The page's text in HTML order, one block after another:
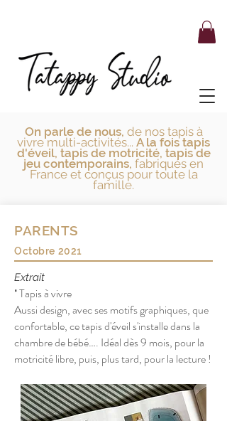
On parle de nous, de nos tapis à
vivre multi-activités... A la fois tapis
d'éveil, tapis de motricité, tapis de
jeu contemporains, fabriqués en
France et conçus pour toute la
famille.
PARENTS
Octobre 2021
Extrait
"Tapis à vivre
Aussi design, avec ses motifs graphiques, que
confortable, ce tapis d'éveil s'installe dans la
chambre de bébé…. Idéal dès 9 mois, pour la
motricité libre, puis, plus tard, pour la lecture !